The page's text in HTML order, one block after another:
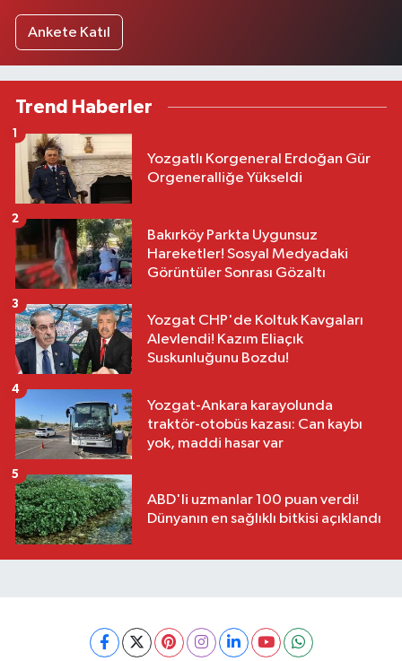
Ankete Katıl
Trend Haberler
Yozgatlı Korgeneral Erdoğan Gür
Orgeneralliğe Yükseldi
1
Bakırköy Parkta Uygunsuz
Hareketler! Sosyal Medyadaki
Görüntüler Sonrası Gözaltı
2
Yozgat CHP'de Koltuk Kavgaları
Alevlendi! Kazım Eliaçık
Suskunluğunu Bozdu!
3
Yozgat-Ankara karayolunda
traktör-otobüs kazası: Can kaybı
yok, maddi hasar var
4
ABD'li uzmanlar 100 puan verdi!
Dünyanın en sağlıklı bitkisi açıklandı
5